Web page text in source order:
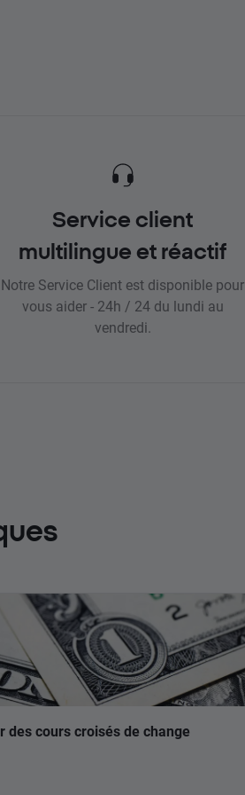
Service client
multilingue et réactif
Notre Service Client est disponible pour
vous aider - 24h / 24 du lundi au
vendredi.
des cours croisés de change